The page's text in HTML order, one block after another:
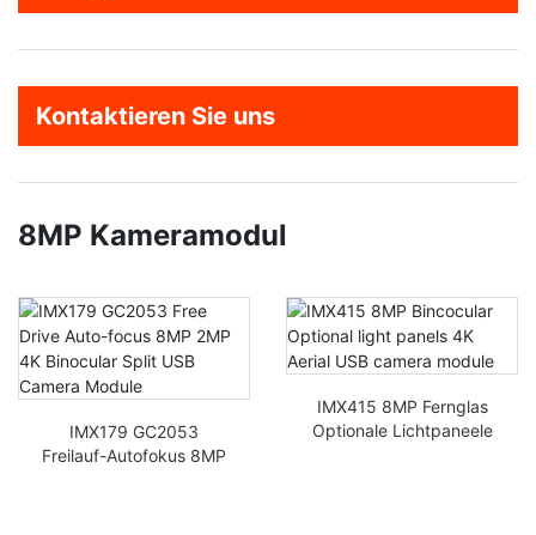
Kontaktieren Sie uns
8MP Kameramodul
IMX179 GC2053
Freilauf-Autofokus 8MP
IMX415 8MP Fernglas
Optionale Lichtpaneele